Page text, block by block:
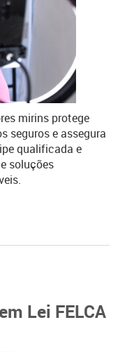
mirins protege
seguros e assegura
qualificada e
soluções
Lei FELCA